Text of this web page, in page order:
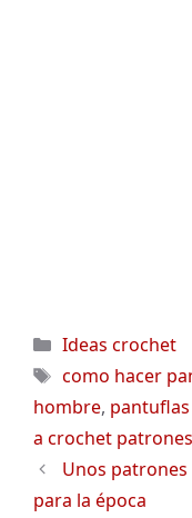
Categorías
Ideas crochet
Etiquetas
como hacer
hombre,
a crochet patrones
Unos
para la época